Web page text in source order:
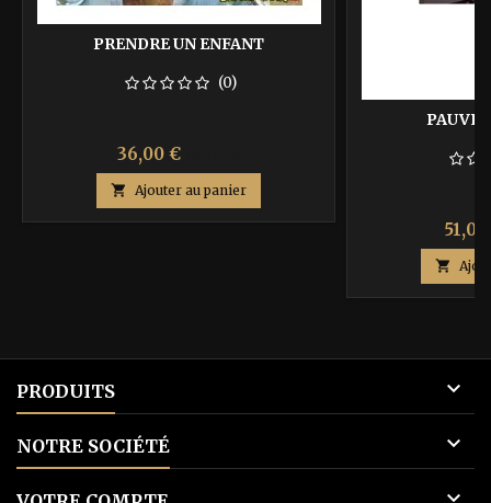
PRENDRE UN ENFANT
(0)
Prix
36,00 €
base
 Ajouter au panier
Prix

PRODUITS 
NOTRE SOCIÉTÉ 